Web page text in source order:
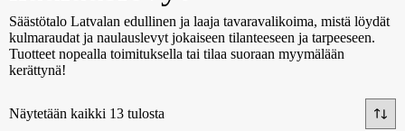
Säästötalo Latvalan edullinen ja laaja tavaravalikoima, mistä löydät
kulmaraudat ja naulauslevyt jokaiseen tilanteeseen ja tarpeeseen.
Tuotteet nopealla toimituksella tai tilaa suoraan myymälään
kerättynä!
Näytetään kaikki 13 tulosta